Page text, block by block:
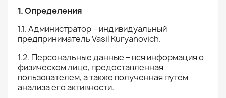
1. Определения
1.1. Администратор – индивидуальный
предприниматель Vasil Kuryanovich.
1.2. Персональные данные – вся информация о
физическом лице, предоставленная
пользователем, а также полученная путем
анализа его активности.